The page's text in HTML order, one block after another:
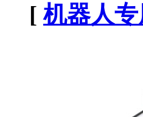
[机器人